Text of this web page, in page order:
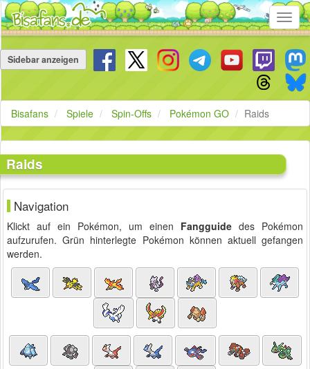
überspringen
Sidebar anzeigen
Bisafans Spiele Spin-Offs Pokémon GO Raids
Raids
Navigation
Klickt auf ein Pokémon, um einen Fangguide des Pokémon
aufzurufen. Grün hinterlegte Pokémon können aktuell gefangen
werden.